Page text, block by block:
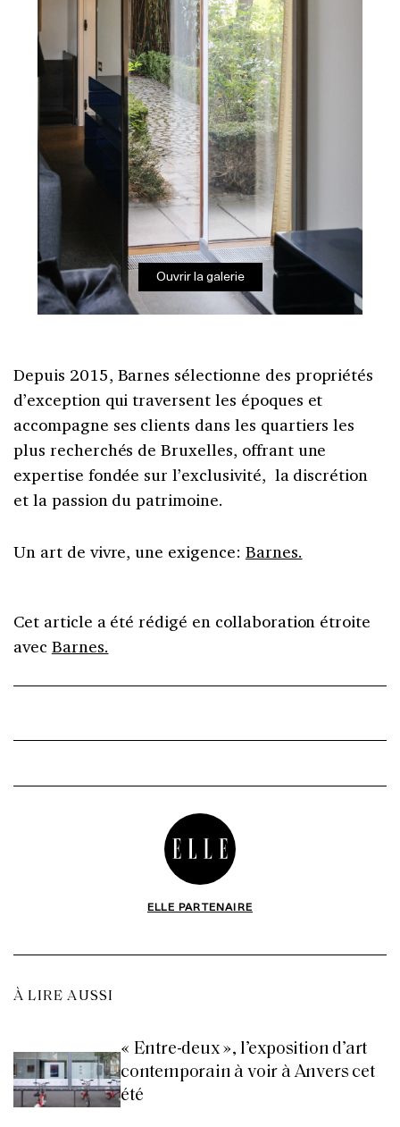
Ouvrir la galerie
Depuis 2015, Barnes sélectionne des propriétés
d’exception qui traversent les époques et
accompagne ses clients dans les quartiers les
plus recherchés de Bruxelles, offrant une
expertise fondée sur l’exclusivité, la discrétion
et la passion du patrimoine.
Un art de vivre, une exigence: Barnes.
Cet article a été rédigé en collaboration étroite
avec Barnes.
ELLE PARTENAIRE
À LIRE AUSSI
« Entre-deux », l’exposition d’art
contemporain à voir à Anvers cet
été